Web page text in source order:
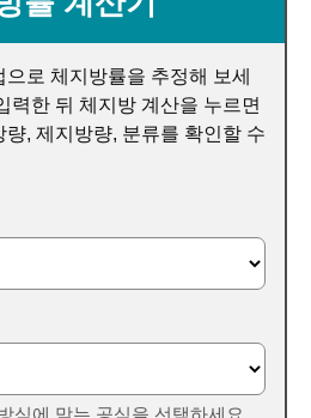
로 체지방률을 추정해 보세
력한 뒤 체지방 계산을 누르면
, 제지방량, 분류를 확인할 수
식에 맞는 공식을 선택하세요.